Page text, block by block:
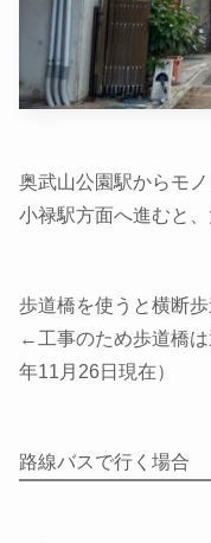
奥武山公園駅からモ
小禄駅方面へ進むと
歩道橋を使うと横断
←工事のため歩道橋
年11月26日現在）
路線バスで行く場合